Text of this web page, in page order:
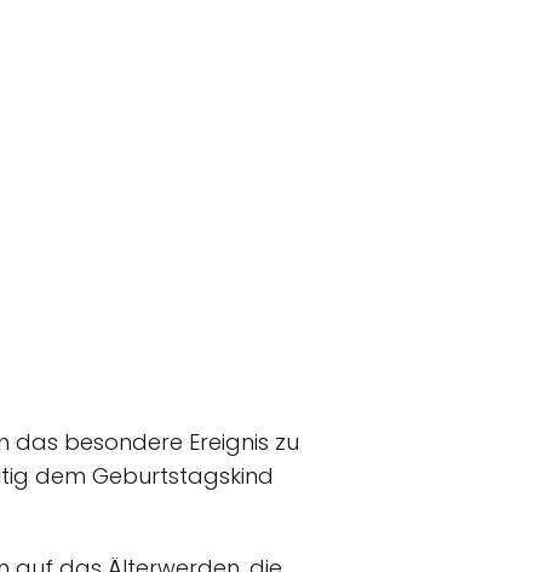
das besondere Ereignis zu
dem Geburtstagskind